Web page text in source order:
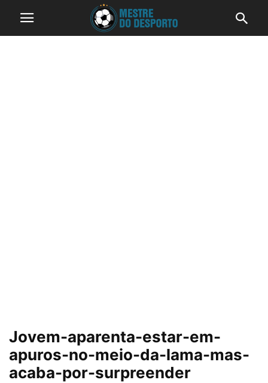
Jovem-aparenta-estar-em-
apuros-no-meio-da-lama-mas-
acaba-por-surpreender